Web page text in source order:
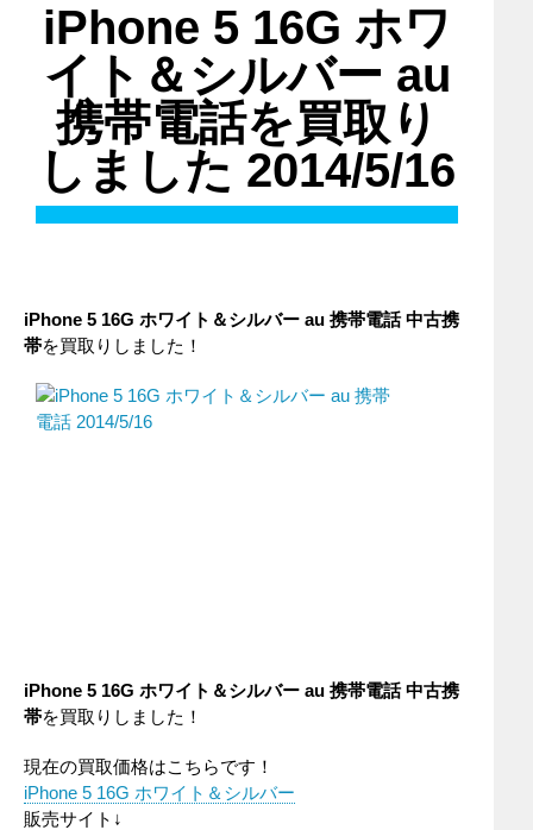
iPhone 5 16G ホワ
イト＆シルバー au
携帯電話を買取り
しました 2014/5/16
iPhone 5 16G ホワイト＆シルバー au 携帯電話 中古携
帯を買取りしました！
iPhone 5 16G ホワイト＆シルバー au 携帯電話 中古携
帯を買取りしました！
現在の買取価格はこちらです！
iPhone 5 16G ホワイト＆シルバー
販売サイト↓